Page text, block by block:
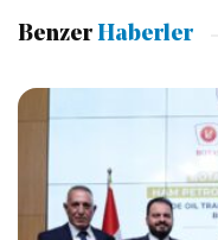
Benzer Haberler